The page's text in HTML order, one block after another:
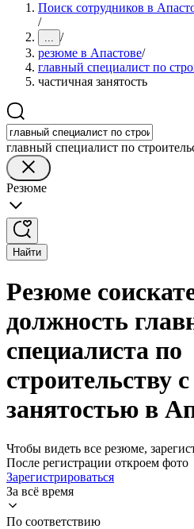
Поиск сотрудников в
/
... /
резюме в Апастове/
главный специалист по
частичная занятость
главный специалист по
Резюме
Найти
Резюме
должность
специалиста по
строительству
занятостью в
Чтобы видеть все резюме,
После регистрации откроем фото
Зарегистрироваться
За всё время
По соответствию